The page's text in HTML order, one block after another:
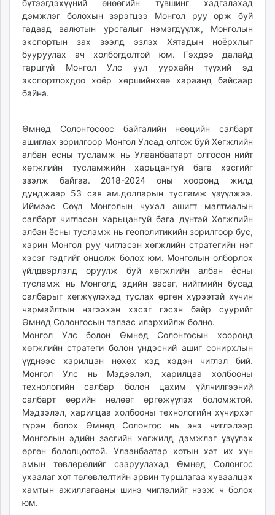
бүтээгдэхүүний өнөөгийн түвшинг хадгалахад
дэмжлэг болохын зэрэгцээ Монгол руу орж буй
гадаад валютын урсгалыг нэмэгдүүлж, Монголын
экспортын зах зээлд эзлэх Хятадын ноёрхлыг
бууруулах ач холбогдолтой юм. Гэхдээ далайд
гарцгүй Монгол Улс уул уурхайн түүхий эд
экспортлохдоо хоёр хөршийнхөө хараанд байсаар
байна.
Өмнөд Солонгосоос байгалийн нөөцийн салбарт
ашиглах зорилгоор Монгол Улсад олгож буй Хөгжлийн
албан ёсны тусламж нь Улаанбаатарт олгосон нийт
хөгжлийн тусламжийн харьцангуй бага хэсгийг
эзэлж байгаа. 2018-2024 оны хооронд жилд
дунджаар 53 сая ам.долларын тусламж үзүүлжээ.
Иймээс Сөүл Монголын чухал ашигт малтмалын
салбарт чиглэсэн харьцангуй бага дүнтэй Хөгжлийн
албан ёсны тусламж нь геополитикийн зорилгоор бус,
харин Монгол руу чиглэсэн хөгжлийн стратегийн нэг
хэсэг гэдгийг онцолж болох юм. Монголын олборлох
үйлдвэрлэлд оруулж буй хөгжлийн албан ёсны
тусламж нь Монголд эдийн засаг, нийгмийн бусад
салбарыг хөгжүүлэхэд туслах өргөн хүрээтэй хүчин
чармайлтын нэгээхэн хэсэг гэсэн байр суурийг
Өмнөд Солонгосын талаас илэрхийлж болно.
Монгол Улс болон Өмнөд Солонгосын хооронд
хөгжлийн стратеги болон үндэсний ашиг сонирхлын
үүднээс харилцан нөхөх хэд хэдэн чиглэл бий.
Монгол Улс нь Мэдээлэл, харилцаа холбооны
технологийн салбар болон цахим үйлчилгээний
салбарт өөрийн нөлөөг өргөжүүлэх боломжтой.
Мэдээлэл, харилцаа холбооны технологийн хүчирхэг
гүрэн болох Өмнөд Солонгос нь энэ чиглэлээр
Монголын эдийн засгийн хөгжилд дэмжлэг үзүүлэх
өргөн бололцоотой. Улаанбаатар хотын хэт их хүн
амын төвлөрөлийг сааруулахад Өмнөд Солонгос
ухаалаг хот төлөвлөлтийн арвин туршлагаа хуваалцах
хамтын ажиллагааны шинэ чиглэлийг нээж ч болох
юм.